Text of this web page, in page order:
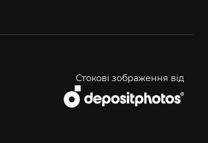
Стокові зображення від